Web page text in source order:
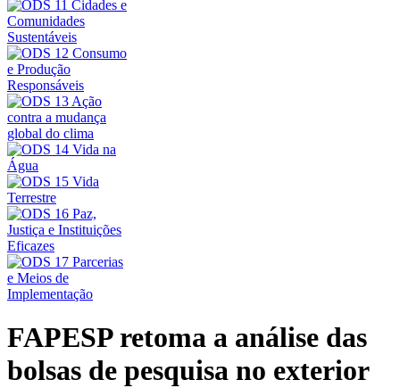
FAPESP retoma a análise das
bolsas de pesquisa no exterior